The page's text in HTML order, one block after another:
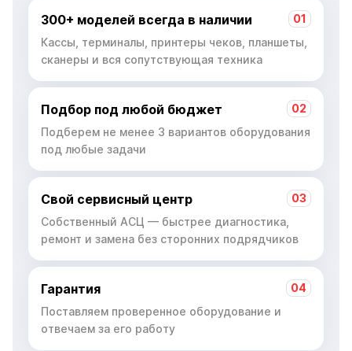
02
Подбор под любой бюджет
под любые задачи
03
Свой сервисный центр
ремонт и замена без сторонних подрядчиков
отвечаем за его работу
ПОДОБРАТЬ ОБОРУДОВАНИЕ